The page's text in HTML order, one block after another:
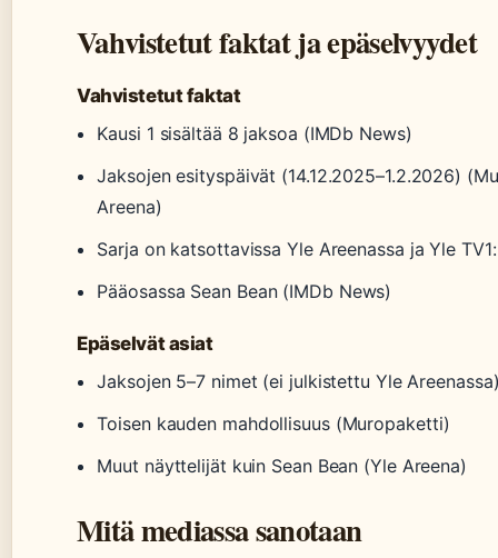
Vahvistetut faktat ja epäselvyydet
Vahvistetut faktat
Kausi 1 sisältää 8 jaksoa (IMDb News)
Jaksojen esityspäivät (14.12.2025–1.2.2026)
Areena)
Sarja on katsottavissa Yle Areenassa ja Yle
Pääosassa Sean Bean (IMDb News)
Epäselvät asiat
Jaksojen 5–7 nimet (ei julkistettu Yle
Toisen kauden mahdollisuus (Muropaketti)
Muut näyttelijät kuin Sean Bean (Yle Areena)
Mitä mediassa sanotaan